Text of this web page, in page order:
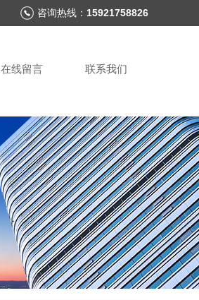
咨询热线： 15921758826
在线留言 联系我们